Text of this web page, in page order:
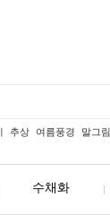
추상 여름풍경 말그림
수채화